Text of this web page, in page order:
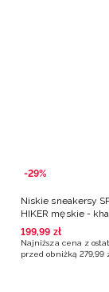
-29%
Niskie sneakersy
HIKER męskie -
199,99 zł
Najniższa cena z
przed obniżką 279,99